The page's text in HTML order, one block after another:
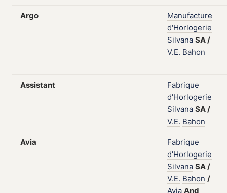
Argo
Manufacture
d'Horlogerie
Silvana SA/
V.E. Bahon
Assistant
Fabrique
d'Horlogerie
Silvana SA/
V.E. Bahon
Avia
Fabrique
d'Horlogerie
Silvana SA/
V.E. Bahon /
Avia And